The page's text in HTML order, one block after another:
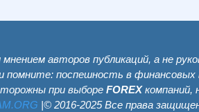
авторов публикаций, а не
поспешность в финансовых
при выборе FOREXкомпаний,
|© 2016-2025 Все права